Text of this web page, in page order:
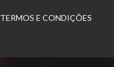
TERMOS E CONDIÇÕES